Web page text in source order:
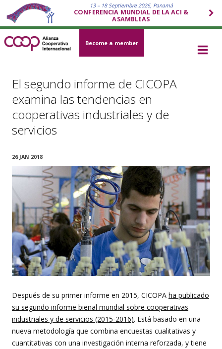
13 – 18 Septiembre 2026, Panamá
CONFERENCIA MUNDIAL DE LA ACI &
ASAMBLEAS
Become a member
El segundo informe de CICOPA
examina las tendencias en
cooperativas industriales y de
servicios
26 JAN 2018
Después de su primer informe en 2015, CICOPA ha publicado
su segundo informe bienal mundial sobre cooperativas
industriales y de servicios (2015-2016). Está basado en una
nueva metodología que combina encuestas cualitativas y
cuantitativas con una investigación interna reforzada, y tiene